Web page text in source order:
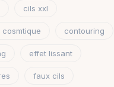
cils xxl
cosmtique contouring
effet lissant
faux cils